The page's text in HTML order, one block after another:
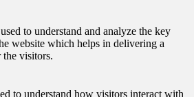
to understand and analyze the key
website which helps in delivering a
the visitors.
to understand how visitors interact with